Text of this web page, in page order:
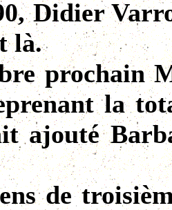
Didier
là.
prochain
la
ajouté
de